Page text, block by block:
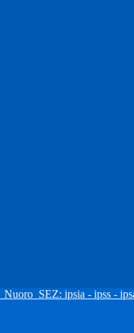
Nuoro SEZ: ipsia - ipss -